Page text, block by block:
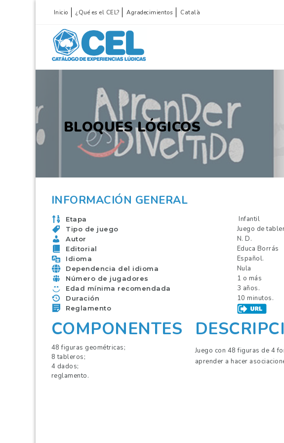
Inicio ¿Qué es el CEL? Agradecimientos Català
BLOQUES LÓGICOS
INFORMACIÓN GENERAL
Etapa Infantil
Tipo de juego Juego de
Autor N. D.
Editorial Educa Borrás
Idioma Español.
Dependencia del idioma Nula
Número de jugadores 1 o más
Edad mínima recomendada 3 años.
Duración 10 minutos.
Reglamento
COMPONENTES
48 figuras geométricas;
8 tableros;
4 dados;
reglamento.
Juego con 48 figuras de 4
aprender a hacer